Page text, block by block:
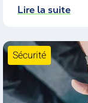
Lire la suite
Sécurité